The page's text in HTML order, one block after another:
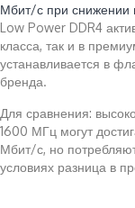
Мбит/с при снижении
Low Power DDR4
класса, так и в
устанавливается в
бренда.
Для сравнения:
1600 МГц могут
Мбит/с, но
условиях разница в